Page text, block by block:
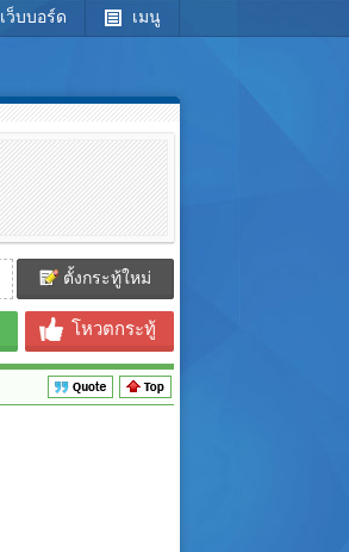
เว็บบอร์ด เมนู
ตั้งกระทู้ใหม่
โหวตกระทู้